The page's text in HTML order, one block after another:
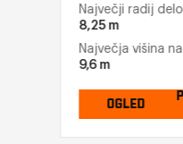
Največji radij
8,25 m
Največja višina
9,6 m
OGLED